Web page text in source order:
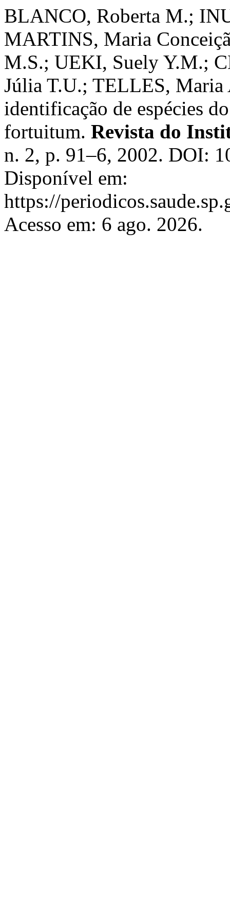
BLANCO, Roberta M.;
MARTINS, Maria
M.S.; UEKI, Suely Y.M.;
Júlia T.U.; TELLES, Maria
identificação de espécies
fortuitum. Revista do
n. 2, p. 91–6, 2002. DOI:
Disponível em:
https://
Acesso em: 6 ago. 2026.